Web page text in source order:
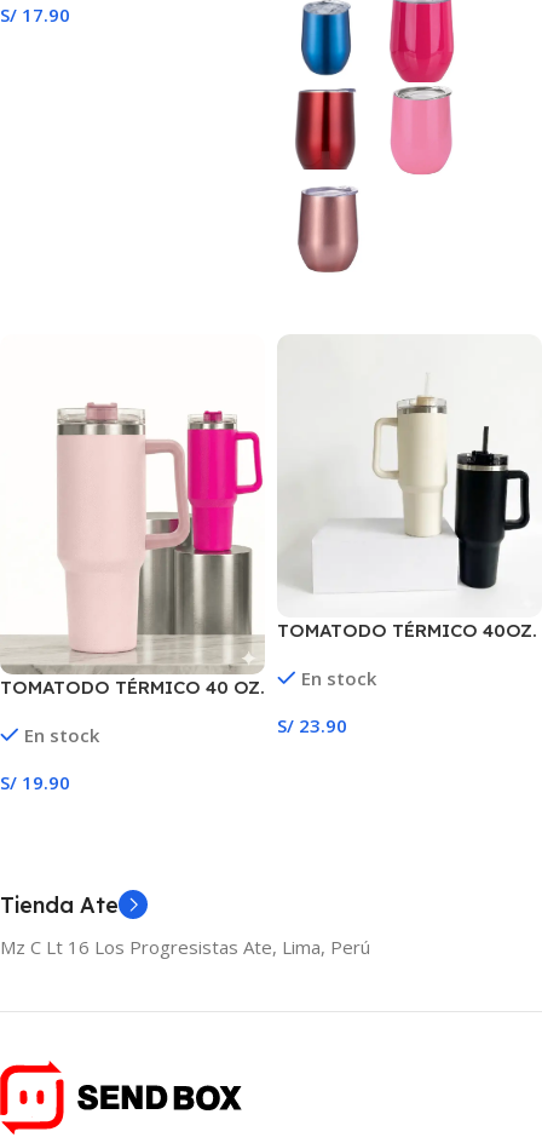
S/ 17.90
TOMATODO TÉRMICO 40 OZ.
En stock
S/ 19.90
TOMATODO TÉRMICO 40OZ.
En stock
S/ 23.90
Tienda Ate
Mz C Lt 16 Los Progresistas Ate, Lima, Perú